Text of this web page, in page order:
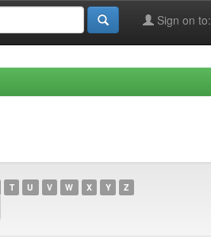
Sign on to:
T U V W X Y Z